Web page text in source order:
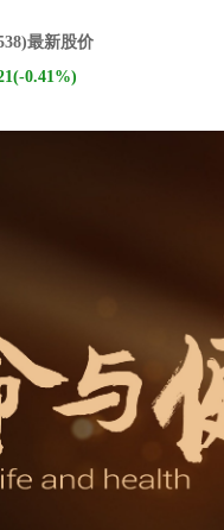
最新股价
0.41%)